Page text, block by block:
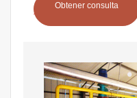
Obtener consulta